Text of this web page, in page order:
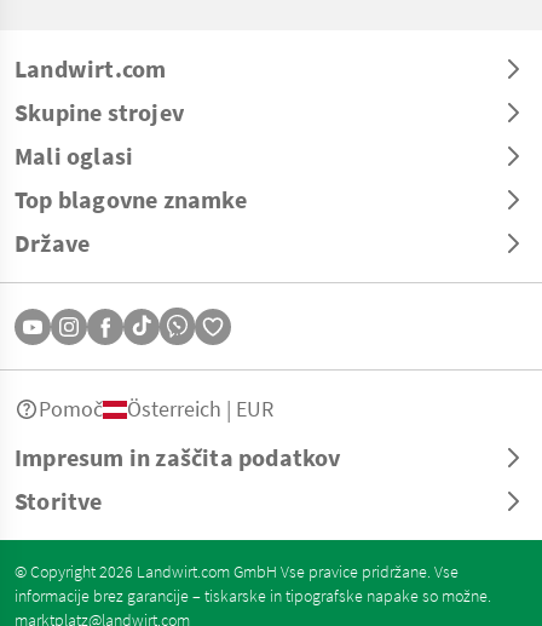
Landwirt.com
Skupine strojev
Mali oglasi
Top blagovne znamke
Države
Impresum in zaščita podatkov
Storitve
Pomoč Österreich | EUR
© Copyright 2026 Landwirt.com GmbH Vse pravice pridržane. Vse
informacije brez garancije – tiskarske in tipografske napake so možne.
marktplatz@landwirt.com